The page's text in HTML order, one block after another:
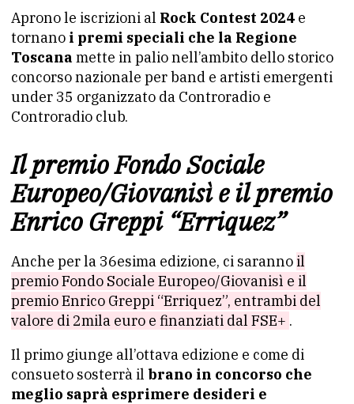
Aprono le iscrizioni al Rock Contest 2024 e
tornano i premi speciali che la Regione
Toscana mette in palio nell’ambito dello storico
concorso nazionale per band e artisti emergenti
under 35 organizzato da Controradio e
Controradio club.
Il premio Fondo Sociale
Europeo/Giovanisì e il premio
Enrico Greppi “Erriquez”
Anche per la 36esima edizione, ci sarannoil
premio Fondo Sociale Europeo/Giovanisì e il
premio Enrico Greppi “Erriquez”, entrambi del
valore di 2mila euro e finanziati dal FSE+ .
Il primo giunge all’ottava edizione e come di
consueto sosterrà il brano in concorso che
meglio saprà esprimere desideri e